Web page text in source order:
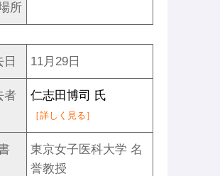
所
日 11月29日
者 仁志田博司 氏
［詳しく見る］
東京女子医科大学 名
誉教授